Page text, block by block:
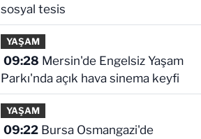
sosyal tesis
YAŞAM
09:28
Parkı'nda açık hava sinema keyfi
YAŞAM
09:22Bursa Osmangazi'de